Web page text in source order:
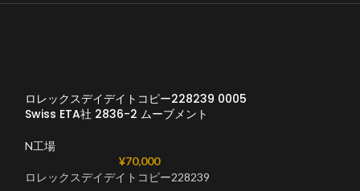
ロレックスデイデイトコピー228239 0005
Swiss ETA社 2836-2 ムーブメント
N工場
¥70,000
ロレックスデイデイトコピー228239